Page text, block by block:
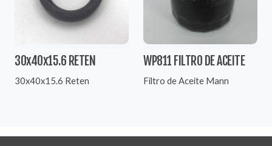
30x40x15.6 RETEN
30x40x15.6 Reten
WP811 FILTRO DE ACEITE
Filtro de Aceite Mann